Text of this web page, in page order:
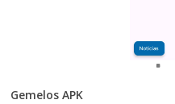
Gemelos APK